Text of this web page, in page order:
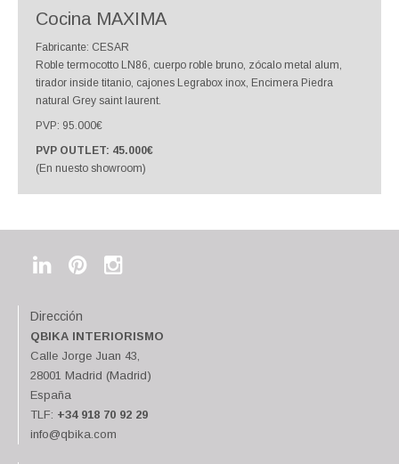
Cocina MAXIMA
Fabricante: CESAR
Roble termocotto LN86, cuerpo roble bruno, zócalo metal alum,
tirador inside titanio, cajones Legrabox inox, Encimera Piedra
natural Grey saint laurent.
PVP: 95.000€
PVP OUTLET: 45.000€
(En nuesto showroom)
Dirección
QBIKA INTERIORISMO
Calle Jorge Juan 43,
28001 Madrid (Madrid)
España
TLF: +34 918 70 92 29
info@qbika.com